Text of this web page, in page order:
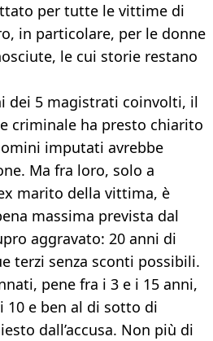
per tutte le vittime di
in particolare, per le donne
le cui storie restano
dei 5 magistrati coinvolti, il
criminale ha presto chiarito
imputati avrebbe
Ma fra loro, solo a
marito della vittima, è
massima prevista dal
aggravato: 20 anni di
terzi senza sconti possibili.
pene fra i 3 e i 15 anni,
10 e ben al di sotto di
dall’accusa. Non più di